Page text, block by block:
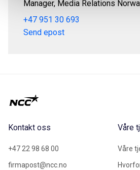
Manager, Media Relations
+47 951 30 693
Send epost
Kontakt oss
+47 22 98 68 00
firmapost@ncc.no
Våre
Våre